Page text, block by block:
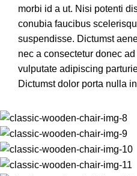
morbi id a ut. Nisi potenti
conubia faucibus
suspendisse. Dictumst
nec a consectetur donec
vulputate adipiscing
Dictumst dolor porta nulla